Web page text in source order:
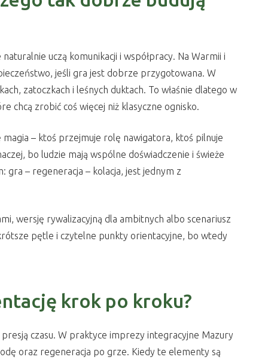
uczą komunikacji i współpracy. Na Warmii i
jeśli gra jest dobrze przygotowana. W
zatoczkach i leśnych duktach. To właśnie dlatego w
chcą zrobić coś więcej niż klasyczne ognisko.
magia – ktoś przejmuje rolę nawigatora, ktoś pilnuje
bo ludzie mają wspólne doświadczenie i świeże
gra – regeneracja – kolacja, jest jednym z
wersję rywalizacyjną dla ambitnych albo scenariusz
pętle i czytelne punkty orientacyjne, bo wtedy
krok po kroku?
czasu. W praktyce imprezy integracyjne Mazury
oraz regeneracja po grze. Kiedy te elementy są